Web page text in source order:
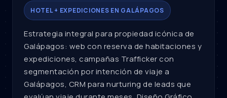
HOTEL + EXPEDICIONES EN GALÁPAGOS
Estrategia integral para propiedad icónica de
Galápagos: web con reserva de habitaciones y
expediciones, campañas Trafficker con
segmentación por intención de viaje a
Galápagos, CRM para nurturing de leads que